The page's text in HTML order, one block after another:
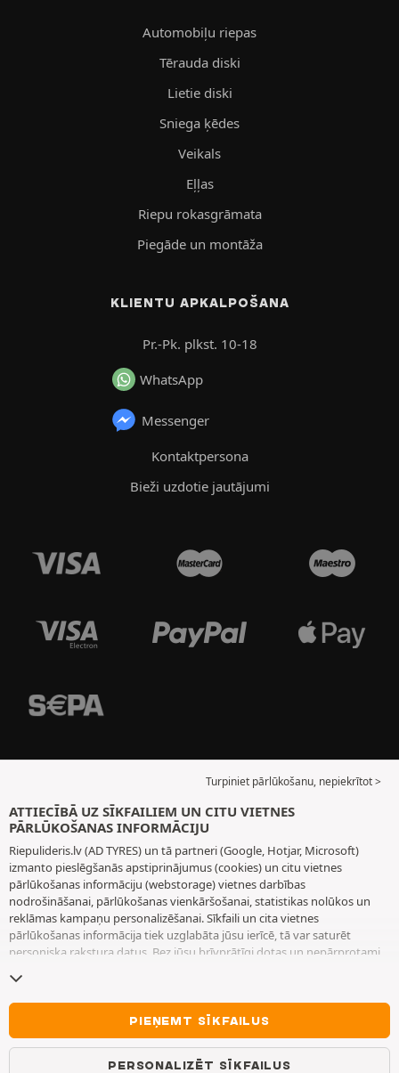
Automobiļu riepas
Tērauda diski
Lietie diski
Sniega ķēdes
Veikals
Eļļas
Riepu rokasgrāmata
Piegāde un montāža
KLIENTU APKALPOŠANA
Pr.-Pk. plkst. 10-18
WhatsApp
Messenger
Kontaktpersona
Bieži uzdotie jautājumi
Turpiniet pārlūkošanu, nepiekrītot >
ATTIECĪBĀ UZ SĪKFAILIEM UN CITU VIETNES
PĀRLŪKOŠANAS INFORMĀCIJU
Riepulideris.lv (AD TYRES) un tā partneri (Google, Hotjar, Microsoft)
izmanto pieslēgšanās apstiprinājumus (cookies) un citu vietnes
pārlūkošanas informāciju (webstorage) vietnes darbības
nodrošināšanai, pārlūkošanas vienkāršošanai, statistikas nolūkos un
reklāmas kampaņu personalizēšanai. Sīkfaili un cita vietnes
pārlūkošanas informācija tiek uzglabāta jūsu ierīcē, tā var saturēt
personiska rakstura datus. Bez jūsu brīvprātīgi dotas un nepārprotami
pārlūkošanas informāciju, izņemot to, kas nepieciešama vietnes
darbības nodrošināšanai. Mēs saglabājam jūsu izvēli 6 mēnešus ilgu
laiku periodu. Jūs varat jebkurā brīdī atsaukt savu piekrišanu, dodoties
uz lapuSīkfaili un cita vietnes pārlūkošanas informācija. Jūs varat
izvēlēties turpināt pārlūkošanu bez piekrišanas sīkfailu un citas vietnes
PIEŅEMT SĪKFAILUS
PERSONALIZĒT SĪKFAILUS